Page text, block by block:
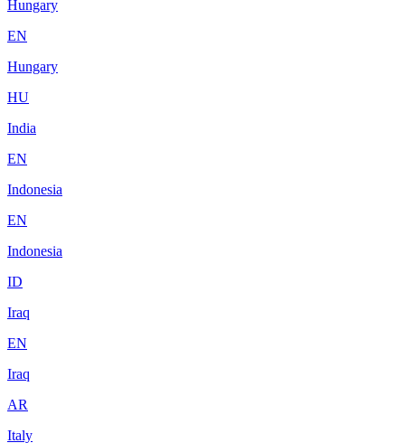
Hungary
EN
Hungary
HU
India
EN
Indonesia
EN
Indonesia
ID
Iraq
EN
Iraq
AR
Italy